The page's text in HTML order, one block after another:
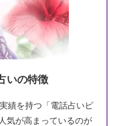
いの特徴
績を持つ「電話占いピ
気が高まっているのが